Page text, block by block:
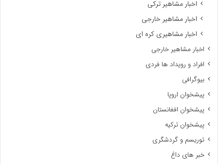
اخبار مشاهیر ترکی
اخبار مشاهیر خارجی
اخبار مشاهیری کره ای
اخبار مشاهیر خارجی
افراد و رویداد ها فردی
بیوگرافی
پیشخوان اروپا
پیشخوان افغانستان
پیشخوان ترکیه
توریسم و گردشگری
خبر های داغ